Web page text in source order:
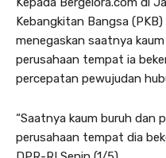
Kebangkitan Bangsa
menegaskan saatnya
perusahaan tempat ia
percepatan pewujudan
“Saatnya kaum buruh dan
perusahaan tempat dia